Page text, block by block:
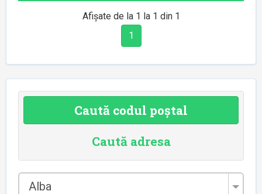
Afișate de la 1 la 1 din 1
1
Caută codul poștal
Caută adresa
Județul
Alba